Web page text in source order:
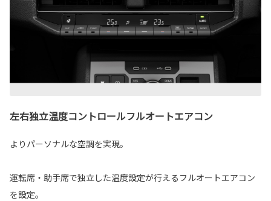
左右独立温度コントロールフルオートエアコン
よりパーソナルな空調を実現。
運転席・助手席で独立した温度設定が行えるフルオートエアコン
を設定。